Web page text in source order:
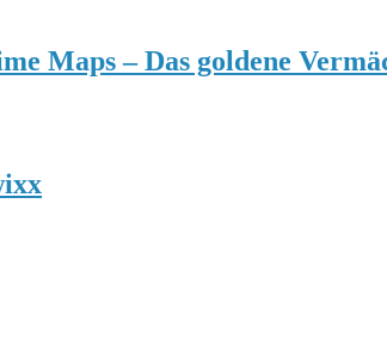
Maps – Das goldene